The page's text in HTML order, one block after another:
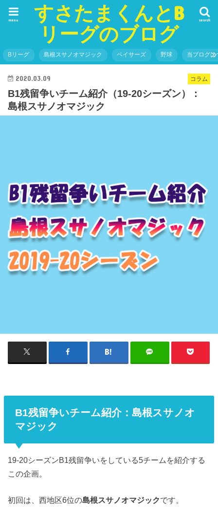
すさたまくんとB
リーグのブログ
search
menu
Bリーグ 島根スサノオマジック ペイサーズ 野球 当ブログに
コラム
2020.03.09
B1残留争いチーム紹介（19-20シーズン）：
島根スサノオマジック
B1残留争いチーム紹介：島根スサノオ
マジック
19-20シーズンB1残留争いをしている5チームを紹介する
この企画。
初回は、西地区6位の島根スサノオマジックです。